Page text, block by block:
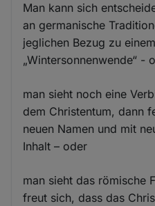
Man kann sich
an germanische
jeglichen Bezug zu
„Wintersonnenwende“ -
man sieht noch eine
dem Christentum, dann
neuen Namen und mit
Inhalt – oder
man sieht das römische
freut sich, dass das